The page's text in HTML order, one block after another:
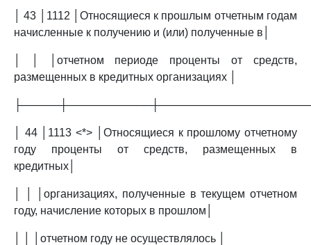
│ 43 │1112 │Относящиеся к прошлым отчетным годам
начисленные к получению и (или) полученные в│
│ │ │отчетном периоде проценты от средств,
размещенных в кредитных организациях │
│ 44 │1113 <*> │Относящиеся к прошлому отчетному
году проценты от средств, размещенных в
кредитных│
│ │ │организациях, полученные в текущем отчетном
году, начисление которых в прошлом│
│ │ │отчетном году не осуществлялось │